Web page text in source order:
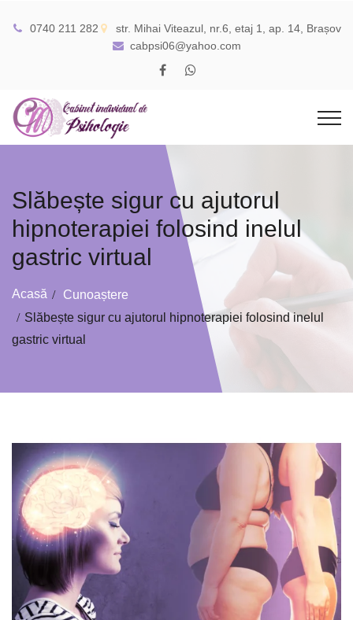
0740 211 282
str. Mihai Viteazul, nr.6, etaj 1, ap. 14, Brașov
cabpsi06@yahoo.com
Slăbește sigur cu ajutorul
hipnoterapiei folosind inelul
gastric virtual
Acasă
Cunoaștere
Slăbește sigur cu ajutorul hipnoterapiei folosind inelul
gastric virtual